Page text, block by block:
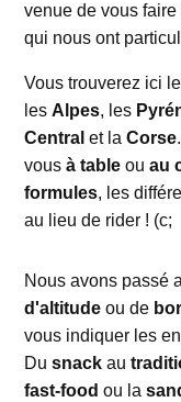
venue de vous
qui nous ont
Vous trouverez ici
les Alpes, les
Central et laCorse
vousà table ouau
formules, les
au lieu de rider ! (c;
Nous avons passé
d'altitude ou de
vous indiquer les
Dusnack au
fast-food ou la